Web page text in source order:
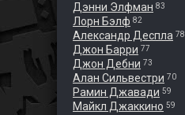
Дэнни Элфман 83
Лорн Бэлф 82
Александр Деспла 78
Джон Барри 77
Джон Дебни 73
Алан Сильвестри 70
Рамин Джавади 59
Майкл Джаккино 59